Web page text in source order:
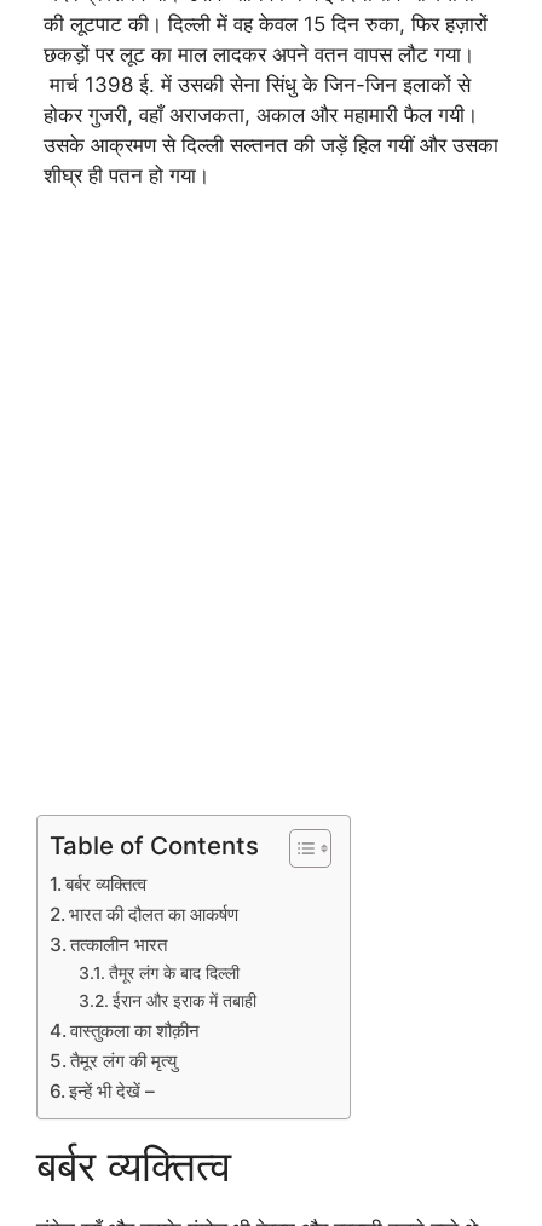
की लूटपाट की। दिल्ली में वह केवल 15 दिन रुका, फिर हज़ारों
छकड़ों पर लूट का माल लादकर अपने वतन वापस लौट गया।
मार्च 1398 ई. में उसकी सेना सिंधु के जिन-जिन इलाकों से
होकर गुजरी, वहाँ अराजकता, अकाल और महामारी फैल गयी।
उसके आक्रमण से दिल्ली सल्तनत की जड़ें हिल गयीं और उसका
शीघ्र ही पतन हो गया।
Table of Contents
बर्बर व्यक्तित्व
भारत की दौलत का आकर्षण
तत्कालीन भारत
तैमूर लंग के बाद दिल्ली
ईरान और इराक में तबाही
वास्तुकला का शौक़ीन
तैमूर लंग की मृत्यु
इन्हें भी देखें –
बर्बर व्यक्तित्व